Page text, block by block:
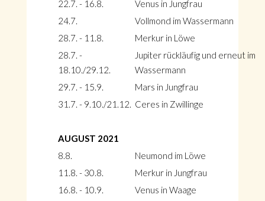
22.7. - 16.8.
Venus in Jungfrau
24.7.
Vollmond im Wassermann
28.7. - 11.8.
Merkur in Löwe
28.7. -
18.10./29.12.
Jupiter rückläufig und erneut im
Wassermann
29.7. - 15.9.
Mars in Jungfrau
31.7. - 9.10./21.12. Ceres in Zwillinge
AUGUST 2021
8.8.
Neumond im Löwe
11.8. - 30.8.
Merkur in Jungfrau
16.8. - 10.9.
Venus in Waage